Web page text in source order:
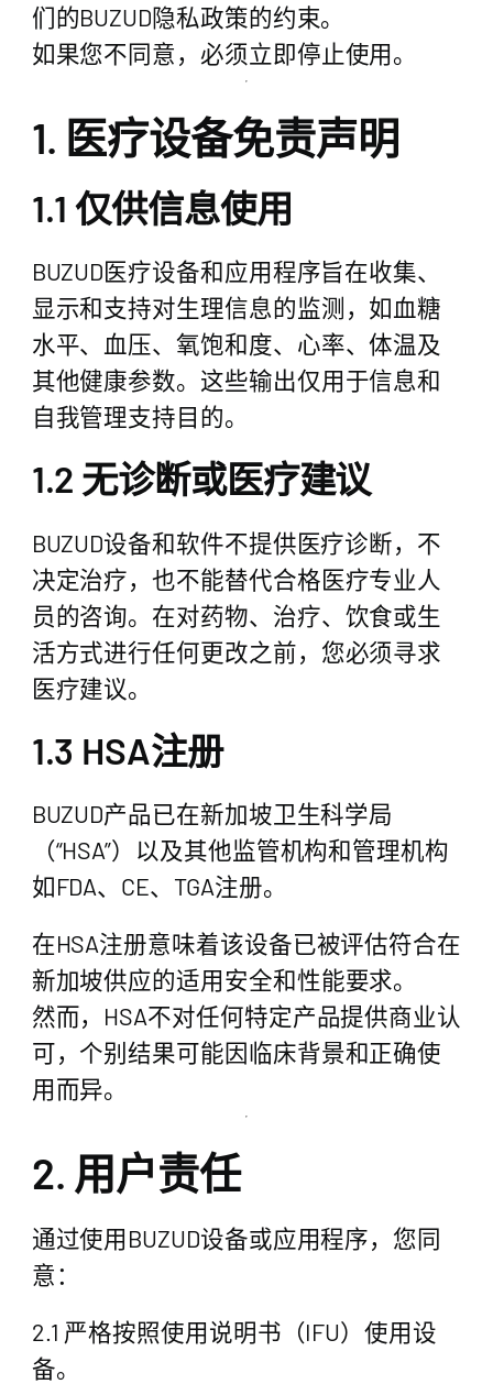
们的BUZUD隐私政策的约束。
如果您不同意，必须立即停止使用。
1. 医疗设备免责声明
1.1 仅供信息使用
BUZUD医疗设备和应用程序旨在收集、
显示和支持对生理信息的监测，如血糖
水平、血压、氧饱和度、心率、体温及
其他健康参数。这些输出仅用于信息和
自我管理支持目的。
1.2 无诊断或医疗建议
BUZUD设备和软件不提供医疗诊断，不
决定治疗，也不能替代合格医疗专业人
员的咨询。在对药物、治疗、饮食或生
活方式进行任何更改之前，您必须寻求
医疗建议。
1.3 HSA注册
BUZUD产品已在新加坡卫生科学局
（“HSA”）以及其他监管机构和管理机构
如FDA、CE、TGA注册。
在HSA注册意味着该设备已被评估符合在
新加坡供应的适用安全和性能要求。
然而，HSA不对任何特定产品提供商业认
可，个别结果可能因临床背景和正确使
用而异。
2. 用户责任
通过使用BUZUD设备或应用程序，您同
意：
2.1 严格按照使用说明书（IFU）使用设
备。